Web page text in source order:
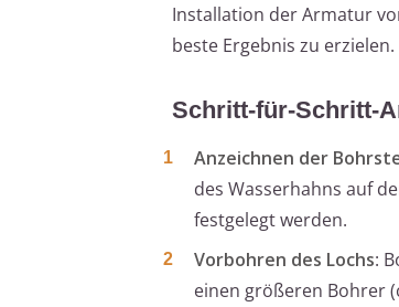
Installation der Armatur
beste Ergebnis zu erzielen.
Schritt-für-Schritt-
Anzeichnen der
des Wasserhahns auf
festgelegt werden.
Vorbohren des Lochs:
einen größeren Bohrer